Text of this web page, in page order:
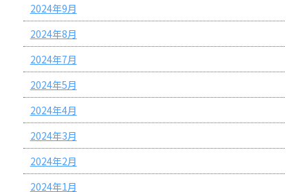
2024年9月
2024年8月
2024年7月
2024年5月
2024年4月
2024年3月
2024年2月
2024年1月